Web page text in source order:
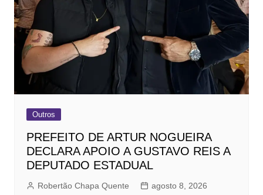
Outros
PREFEITO DE ARTUR NOGUEIRA
DECLARA APOIO A GUSTAVO REIS A
DEPUTADO ESTADUAL
Robertão Chapa Quente
agosto 8, 2026